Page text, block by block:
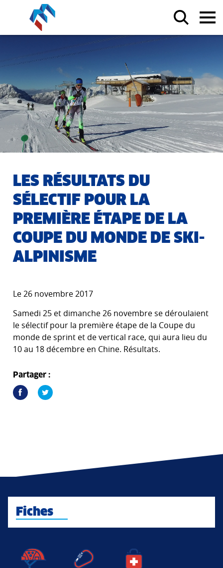
LES RÉSULTATS DU
SÉLECTIF POUR LA
PREMIÈRE ÉTAPE DE LA
COUPE DU MONDE DE SKI-
ALPINISME
Le 26 novembre 2017
Samedi 25 et dimanche 26 novembre se déroulaient
le sélectif pour la première étape de la Coupe du
monde de sprint et de vertical race, qui aura lieu du
10 au 18 décembre en Chine. Résultats.
Partager :
Fiches